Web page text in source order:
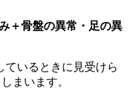
＋骨盤の異常・足の異
いるときに見受けら
まいます。